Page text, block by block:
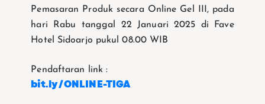
Pemasaran Produk secara Online Gel III, pada
hari Rabu tanggal 22 Januari 2025 di Fave
Hotel Sidoarjo pukul 08.00 WIB
Pendaftaran link :
bit.ly/ONLINE-TIGA